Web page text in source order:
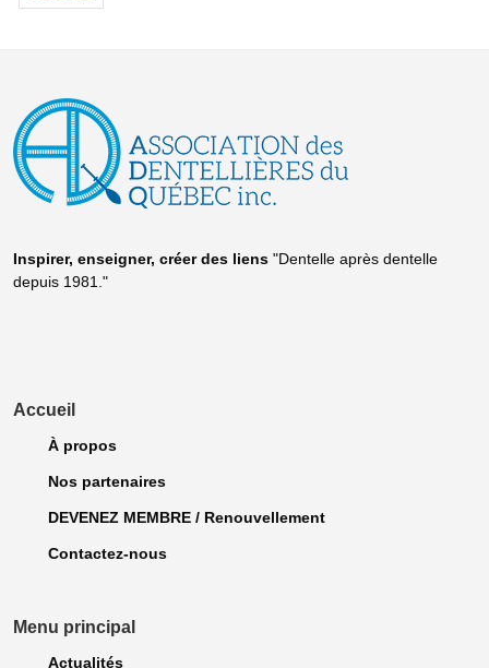
Inspirer, enseigner, créer des liens "Dentelle après dentelle
depuis 1981."
Accueil
À propos
Nos partenaires
DEVENEZ MEMBRE / Renouvellement
Contactez-nous
Menu principal
Actualités